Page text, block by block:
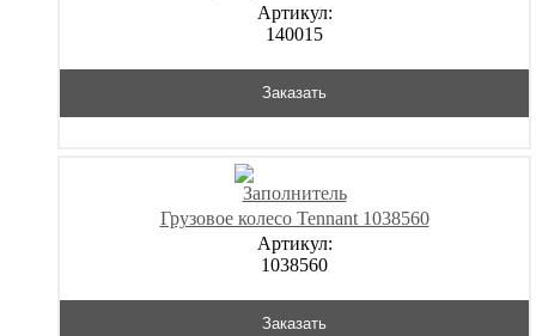
Артикул:
140015
Заказать
Грузовое колесо Tennant 1038560
Артикул:
1038560
Заказать